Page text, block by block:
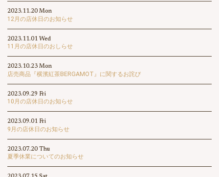
2023.11.20 Mon
12月の店休日のお知らせ
2023.11.01 Wed
11月の店休日のおしらせ
2023.10.23 Mon
店売商品『横濱紅茶BERGAMOT』に関するお詫び
2023.09.29 Fri
10月の店休日のお知らせ
2023.09.01 Fri
9月の店休日のお知らせ
2023.07.20 Thu
夏季休業についてのお知らせ